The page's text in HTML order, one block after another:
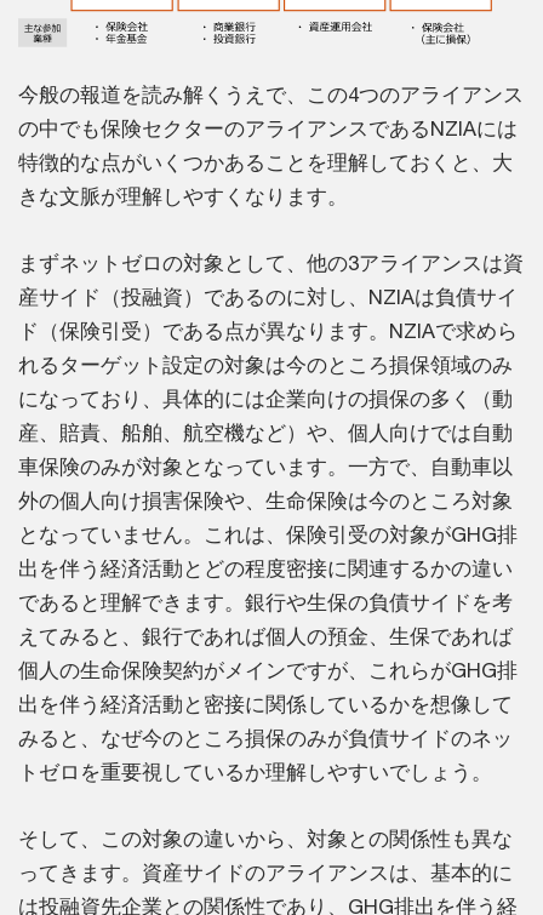
今般の報道を読み解くうえで、この4つのアライアンス
の中でも保険セクターのアライアンスであるNZIAには
特徴的な点がいくつかあることを理解しておくと、大
きな文脈が理解しやすくなります。
まずネットゼロの対象として、他の3アライアンスは資
産サイド（投融資）であるのに対し、NZIAは負債サイ
ド（保険引受）である点が異なります。NZIAで求めら
れるターゲット設定の対象は今のところ損保領域のみ
になっており、具体的には企業向けの損保の多く（動
産、賠責、船舶、航空機など）や、個人向けでは自動
車保険のみが対象となっています。一方で、自動車以
外の個人向け損害保険や、生命保険は今のところ対象
となっていません。これは、保険引受の対象がGHG排
出を伴う経済活動とどの程度密接に関連するかの違い
であると理解できます。銀行や生保の負債サイドを考
えてみると、銀行であれば個人の預金、生保であれば
個人の生命保険契約がメインですが、これらがGHG排
出を伴う経済活動と密接に関係しているかを想像して
みると、なぜ今のところ損保のみが負債サイドのネッ
トゼロを重要視しているか理解しやすいでしょう。
そして、この対象の違いから、対象との関係性も異な
ってきます。資産サイドのアライアンスは、基本的に
は投融資先企業との関係性であり、GHG排出を伴う経